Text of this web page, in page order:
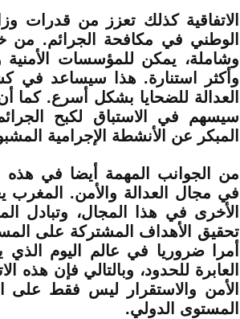
الاتفاقية كذلك تعزز من قدرات
الوطني في مكافحة الجرائم. من
وشاملة، يمكن للمؤسسات
وأكثر استنارة. هذا سيساعد في
العدالة للضحايا بشكل أسرع. كما
سيسهم في الاستباق لكبح
المبكر عن الأنشطة الإجرامية
من الجوانب المهمة أيضا في هذه
في مجال العدالة والأمن. المغرب
الأخرى في هذا المجال،
تحقيق الأهداف المشتركة على
أمرا ضروريا في عالم اليوم الذي
العابرة للحدود، وبالتالي فإن هذه
الأمن والاستقرار ليس فقط
المستوى الدولي.